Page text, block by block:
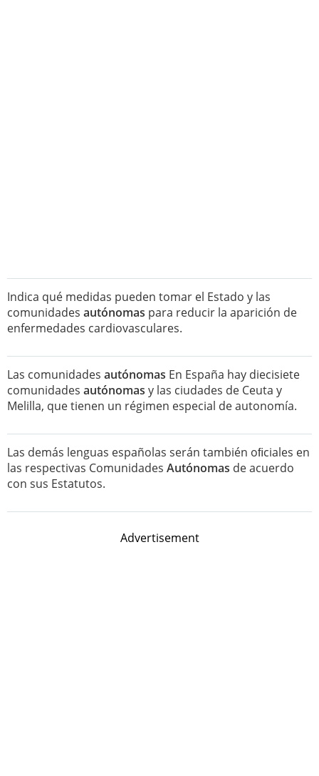
Indica qué medidas pueden tomar el Estado y las
comunidades autónomas para reducir la aparición de
enfermedades cardiovasculares.
Las comunidades autónomas En España hay diecisiete
comunidades autónomas y las ciudades de Ceuta y
Melilla, que tienen un régimen especial de autonomía.
Las demás lenguas españolas serán también oﬁciales en
las respectivas Comunidades Autónomas de acuerdo
con sus Estatutos.
Advertisement